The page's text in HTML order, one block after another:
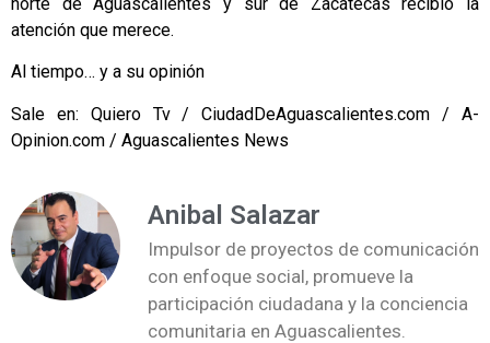
atención que merece.
Al tiempo… y a su opinión
Sale en: Quiero Tv / CiudadDeAguascalientes.com / A-
Opinion.com / Aguascalientes News
Anibal Salazar
Impulsor de proyectos de comunicación
con enfoque social, promueve la
participación ciudadana y la conciencia
comunitaria en Aguascalientes.